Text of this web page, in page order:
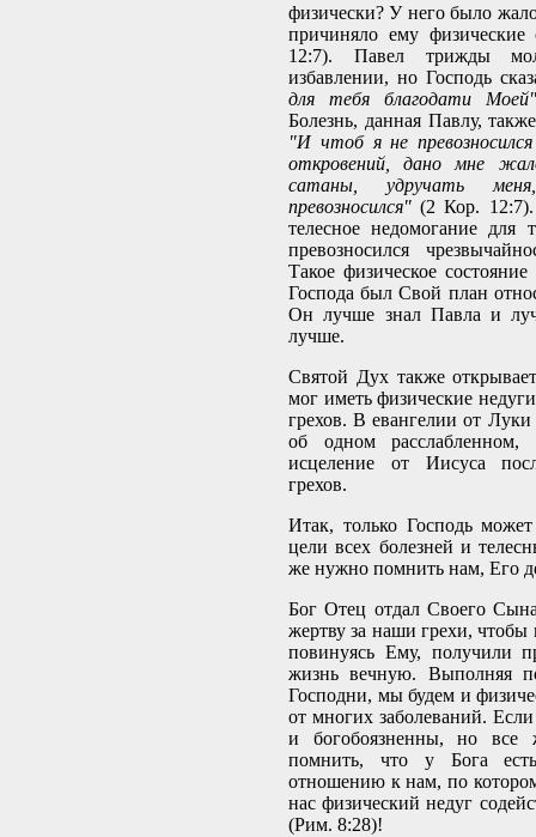
физически? У него было
причиняло ему физические
12:7). Павел трижды
избавлении, но Господь
для тебя благодати
Болезнь, данная Павлу,
"И чтоб я не
откровений, дано мне
сатаны, удручать
превозносился"(2 Кор.
телесное недомогание для
превозносился
Такое физическое
Господа был Свой план
Он лучше знал Павла и
лучше.
Святой Дух также
мог иметь физические
грехов. В евангелии от
об одном расслабленном,
исцеление от Иисуса
грехов.
Итак, только Господь
цели всех болезней и
же нужно помнить нам, Его
Бог Отец отдал Своего
жертву за наши грехи,
повинуясь Ему, получили
жизнь вечную. Выполняя
Господни, мы будем и
от многих заболеваний.
и богобоязненны, но все
помнить, что у Бога
отношению к нам, по
нас физический недуг
(Рим. 8:28)!